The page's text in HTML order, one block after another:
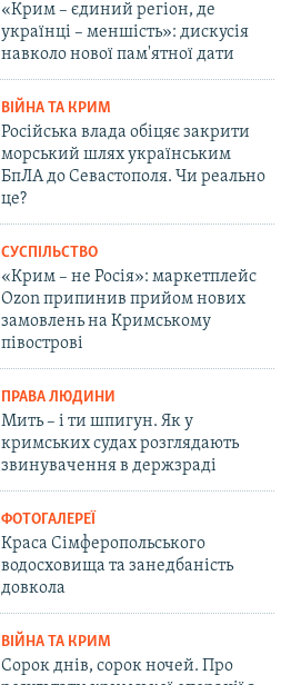
«Крим – єдиний регіон, де
українці – меншість»: дискусія
навколо нової пам'ятної дати
ВІЙНА ТА КРИМ
Російська влада обіцяє закрити
морський шлях українським
БпЛА до Севастополя. Чи реально
це?
СУСПІЛЬСТВО
«Крим – не Росія»: маркетплейс
Ozon припинив прийом нових
замовлень на Кримському
півострові
ПРАВА ЛЮДИНИ
Мить – і ти шпигун. Як у
кримських судах розглядають
звинувачення в держзраді
ФОТОГАЛЕРЕЇ
Краса Сімферопольського
водосховища та занедбаність
довкола
ВІЙНА ТА КРИМ
Сорок днів, сорок ночей. Про